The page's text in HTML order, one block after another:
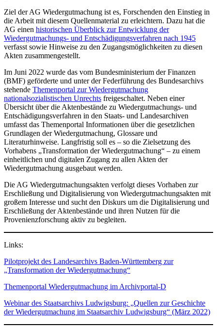
Ziel der AG Wiedergutmachung ist es, Forschenden den Einstieg in
die Arbeit mit diesem Quellenmaterial zu erleichtern. Dazu hat die
AG einen historischen Überblick zur Entwicklung der
Wiedergutmachungs- und Entschädigungsverfahren nach 1945
verfasst sowie Hinweise zu den Zugangsmöglichkeiten zu diesen
Akten zusammengestellt.
Im Juni 2022 wurde das vom Bundesministerium der Finanzen
(BMF) geförderte und unter der Federführung des Bundesarchivs
stehende Themenportal zur Wiedergutmachung
nationalsozialistischen Unrechts freigeschaltet. Neben einer
Übersicht über die Aktenbestände zu Wiedergutmachungs- und
Entschädigungsverfahren in den Staats- und Landesarchiven
umfasst das Themenportal Informationen über die gesetzlichen
Grundlagen der Wiedergutmachung, Glossare und
Literaturhinweise. Langfristig soll es – so die Zielsetzung des
Vorhabens „Transformation der Wiedergutmachung“ – zu einem
einheitlichen und digitalen Zugang zu allen Akten der
Wiedergutmachung ausgebaut werden.
Die AG Wiedergutmachungsakten verfolgt dieses Vorhaben zur
Erschließung und Digitalisierung von Wiedergutmachungsakten mit
großem Interesse und sucht den Diskurs um die Digitalisierung und
Erschließung der Aktenbestände und ihren Nutzen für die
Provenienzforschung aktiv zu begleiten.
Links:
Pilotprojekt des Landesarchivs Baden-Württemberg zur
„Transformation der Wiedergutmachung“
Themenportal Wiedergutmachung im Archivportal-D
Webinar des Staatsarchivs Ludwigsburg: „Quellen zur Geschichte
der Wiedergutmachung im Staatsarchiv Ludwigsburg“ (März 2022)